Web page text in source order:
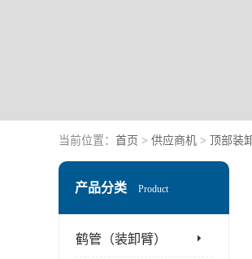
当前位置： 首页 > 供应商机 > 顶部装
产品分类 Product
鹤管（装卸臂）